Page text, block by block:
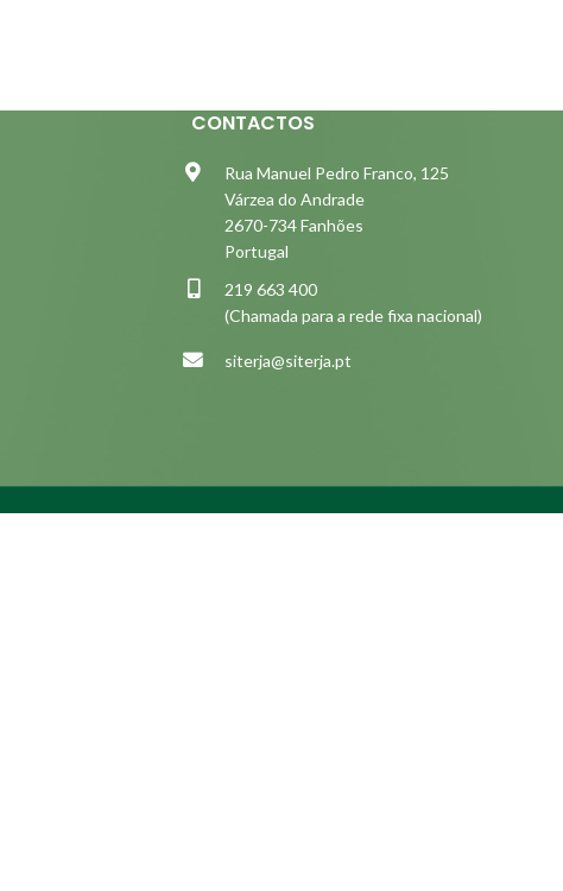
CONTACTOS
Rua Manuel Pedro Franco, 125
Várzea do Andrade
2670-734 Fanhões
Portugal
219 663 400
(Chamada para a rede fixa nacional)
siterja@siterja.pt